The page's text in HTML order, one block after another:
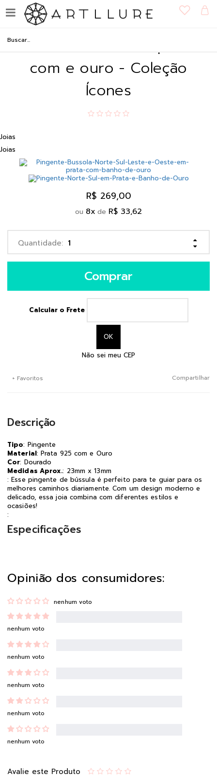
Pingente Bússola Norte, Sul,
Leste e Oeste em prata
com e ouro - Coleção
Ícones
Joias
Joias
R$ 269,00
ou 8x de R$ 33,62
Comprar
Calcular o Frete
Não sei meu CEP
+ Favoritos Compartilhar
Descrição
Tipo: Pingente
Material: Prata 925 com e Ouro
Cor: Dourado
Medidas Aprox.: 23mm x 13mm
: Esse pingente de bússula é perfeito para te guiar para os
melhores caminhos diariamente. Com um design moderno e
delicado, essa joia combina com diferentes estilos e
ocasiões!
:
Especificações
Opinião dos consumidores:
nenhum voto
nenhum voto
nenhum voto
nenhum voto
nenhum voto
nenhum voto
Avalie este Produto